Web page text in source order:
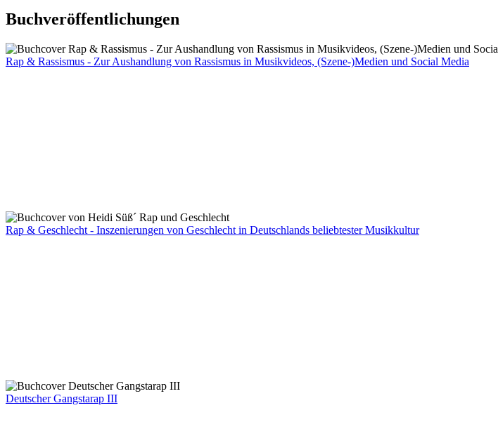
Buchveröffentlichungen
Rap & Rassismus - Zur Aushandlung von Rassismus in Musikvideos, (Szene-)Medien und Social Media
Rap & Geschlecht - Inszenierungen von Geschlecht in Deutschlands beliebtester Musikkultur
Deutscher Gangstarap III